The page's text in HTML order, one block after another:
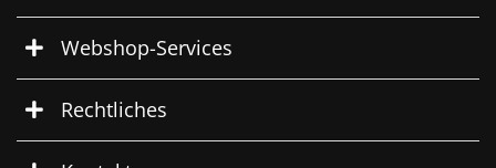
Webshop-Services
Rechtliches